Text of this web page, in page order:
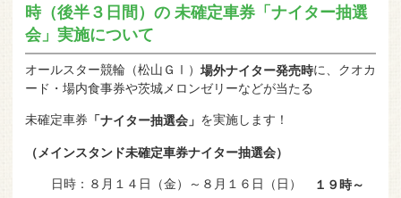
インフォメーション
競輪場ガイド
アクセス
時（後半３日間）の 未確定車券「ナイター抽選
会」実施について
オールスター競輪（松山ＧⅠ） 場外ナイター発売時に、クオカ
ード・場内食事券や茨城メロンゼリーなどが当たる
未確定車券 「ナイター抽選会」 を実施します！
（メインスタンド未確定車券ナイター抽選会）
日時：８月１４日（金）～８月１６日（日） １９時～